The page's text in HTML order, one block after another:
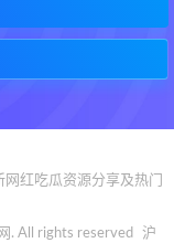
红吃瓜资源分享及热门
. All rights reserved 沪